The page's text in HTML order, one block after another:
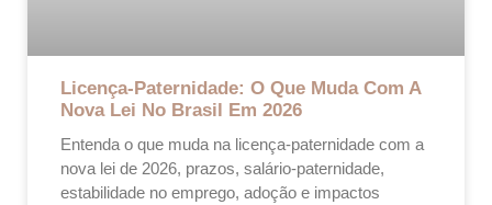
Licença-Paternidade: O Que Muda Com A
Nova Lei No Brasil Em 2026
Entenda o que muda na licença-paternidade com a
nova lei de 2026, prazos, salário-paternidade,
estabilidade no emprego, adoção e impactos